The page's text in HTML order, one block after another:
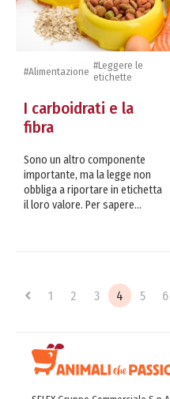
#Alimentazione #Leggere le
etichette
I carboidrati e la
fibra
Sono un altro componente
importante, ma la legge non
obbliga a riportare in etichetta
il loro valore. Per sapere...
1 2 3 4 5 6